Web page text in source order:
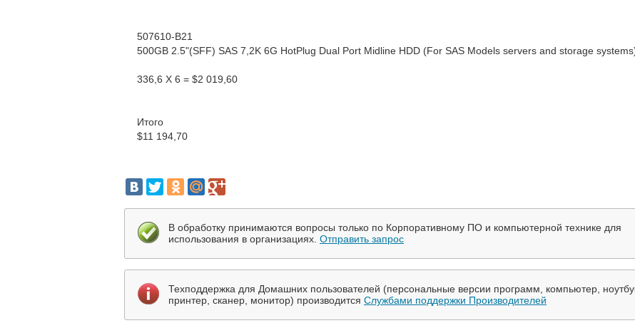
507610-B21
500GB 2.5"(SFF) SAS 7,2K 6G HotPlug Dual Port Midline HDD (For SAS Models servers and storage
336,6 X 6 = $2 019,60
Итого
$11 194,70
В обработку принимаются вопросы только по Корпоративному ПО и компьютерной технике для
использования в организациях. Отправить запрос
Техподдержка для Домашних пользователей (персональные версии программ, компьютер,
принтер, сканер, монитор) производится Службами поддержки Производителей